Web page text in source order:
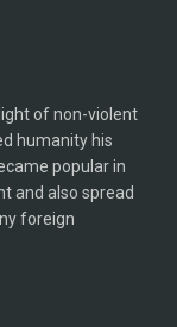
of non-violent
humanity his
popular in
and also spread
foreign